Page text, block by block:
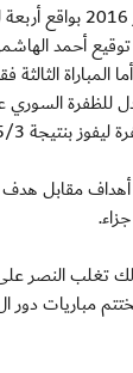
وكانت منافسات الدور ثمن النهائي قد أقيمت على
توقيع أحمد
المباراة
للظفرة
بنتيجة 5/3.
أهداف مقابل
ذلك تغلب النصر